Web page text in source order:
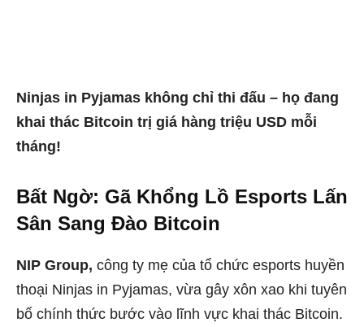
Ninjas in Pyjamas không chỉ thi đấu – họ đang
khai thác Bitcoin trị giá hàng triệu USD mỗi
tháng!
Bất Ngờ: Gã Khổng Lồ Esports Lấn
Sân Sang Đào Bitcoin
NIP Group, công ty mẹ của tổ chức esports huyền
thoại Ninjas in Pyjamas, vừa gây xôn xao khi tuyên
bố chính thức bước vào lĩnh vực khai thác Bitcoin.